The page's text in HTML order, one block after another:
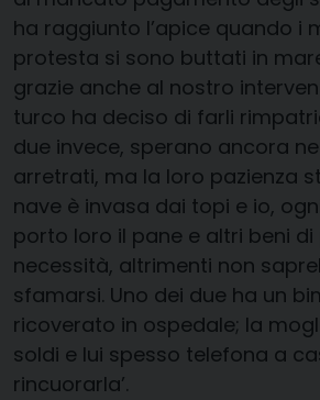
ha raggiunto l’apice quando i
protesta si sono buttati in
grazie anche al nostro
turco ha deciso di farli
due invece, sperano ancora
arretrati, ma la loro pazienza
nave è invasa dai topi e io,
porto loro il pane e altri beni di
necessità, altrimenti non
sfamarsi. Uno dei due ha un
ricoverato in ospedale; la
soldi e lui spesso telefona a
rincuorarla’.